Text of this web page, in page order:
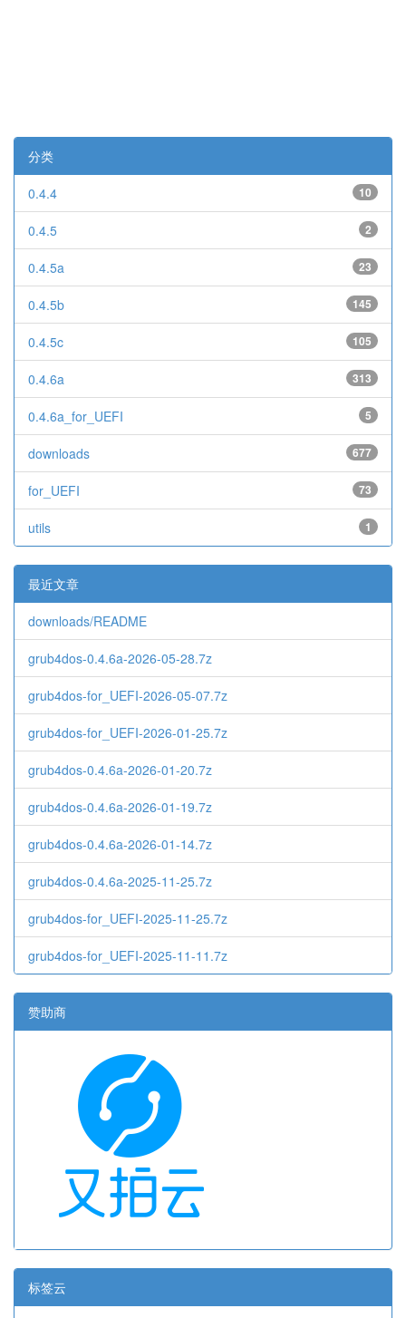
分类
10
0.4.4
2
0.4.5
23
0.4.5a
145
0.4.5b
105
0.4.5c
313
0.4.6a
5
0.4.6a_for_UEFI
677
downloads
73
for_UEFI
1
utils
最近文章
downloads/README
grub4dos-0.4.6a-2026-05-28.7z
grub4dos-for_UEFI-2026-05-07.7z
grub4dos-for_UEFI-2026-01-25.7z
grub4dos-0.4.6a-2026-01-20.7z
grub4dos-0.4.6a-2026-01-19.7z
grub4dos-0.4.6a-2026-01-14.7z
grub4dos-0.4.6a-2025-11-25.7z
grub4dos-for_UEFI-2025-11-25.7z
grub4dos-for_UEFI-2025-11-11.7z
赞助商
标签云